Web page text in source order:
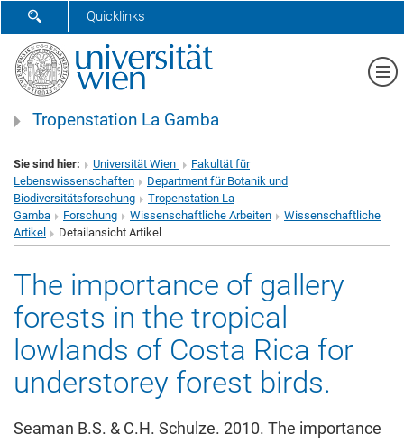
SUCHFORMULAR ÖFFNEN
Quicklinks
Tropenstation La Gamba
Sie sind hier: Universität Wien
Fakultät für
Lebenswissenschaften
Department für Botanik und
Biodiversitätsforschung
Tropenstation La
Gamba
Forschung Wissenschaftliche Arbeiten
Wissenschaftliche
Artikel
Detailansicht Artikel
The importance of gallery
forests in the tropical
lowlands of Costa Rica for
understorey forest birds.
Seaman B.S. & C.H. Schulze. 2010. The importance